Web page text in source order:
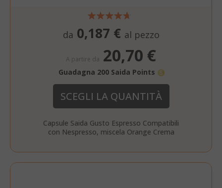
da 0,187 € al pezzo
A partire da 20,70 €
Guadagna 200 Saida Points
SCEGLI LA QUANTITÀ
Capsule Saida Gusto Espresso Compatibili
con Nespresso, miscela Orange Crema